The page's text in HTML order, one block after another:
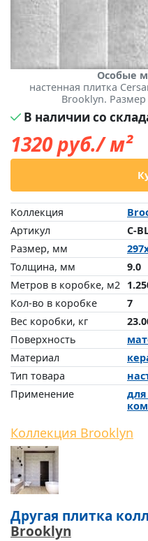
Особые
настенная плитка
Brooklyn. Размер
В наличии со
1320руб./ м²
Коллекция
Артикул
C-
Размер, мм
Толщина, мм
9.0
Метров в коробке, м2
Кол-во в коробке
7
Вес коробки, кг
Поверхность
Материал
Тип товара
Применение
Коллекция Brooklyn
Другая плитка
Brooklyn